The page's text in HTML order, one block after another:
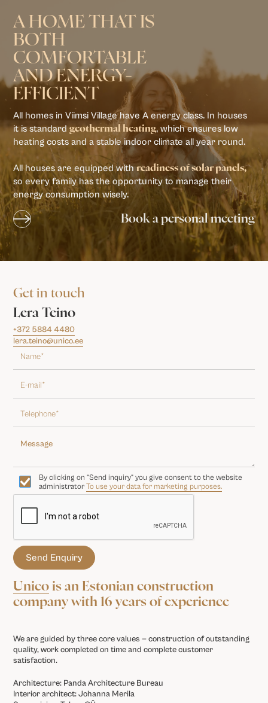
A HOME THAT IS
BOTH
COMFORTABLE
AND ENERGY-
EFFICIENT
All homes in Viimsi Village have A energy class. In houses
it is standardgeothermal heating, which ensures low
heating costs and a stable indoor climate all year round.
All houses are equipped withreadiness of solar panels,
so every family has the opportunity to manage their
energy consumption wisely.
Book a personal meeting
Unico is an Estonian construction
company with 16 years of experience
We are guided by three core values — construction of outstanding
quality, work completed on time and complete customer
satisfaction.
Architecture: Panda Architecture Bureau
Interior architect: Johanna Merila
Get in touch
Lera Teino
+372 5884 4480
lera.teino@unico.ee
By clicking on “Send inquiry” you give consent to the website
administratorTo use your data for marketing purposes.